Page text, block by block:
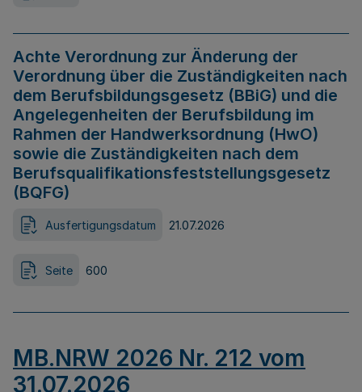
Achte Verordnung zur Änderung der
Verordnung über die Zuständigkeiten nach
dem Berufsbildungsgesetz (BBiG) und die
Angelegenheiten der Berufsbildung im
Rahmen der Handwerksordnung (HwO)
sowie die Zuständigkeiten nach dem
Berufsqualifikationsfeststellungsgesetz
(BQFG)
Ausfertigungsdatum 21.07.2026
Seite 600
MB.NRW 2026 Nr. 212 vom
31.07.2026